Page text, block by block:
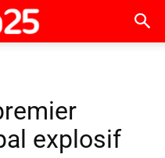
explosif